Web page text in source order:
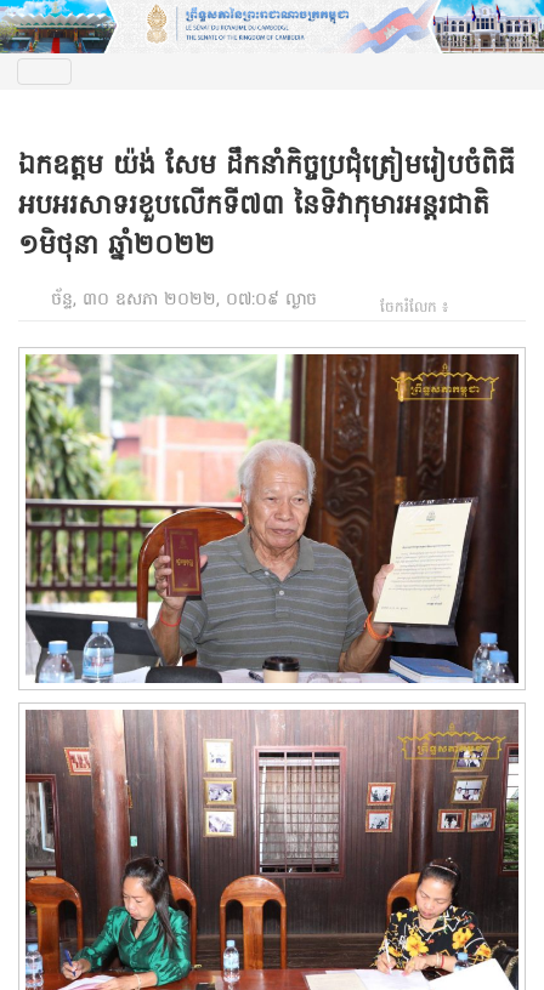
ឯកឧត្តម យ៉ង់ សែម ដឹកនាំកិច្ចប្រជុំត្រៀមរៀបចំពិធី
អបអរសាទរខួបលើកទី៧៣ នៃទិវាកុមារអន្តរជាតិ
១មិថុនា ឆ្នាំ២០២២
ច័ន្ទ, ៣០ ឧសភា ២០២២, ០៧:០៩ ល្ងាច ចែករំលែក ៖